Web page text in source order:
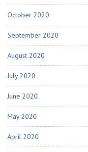
October 2020
September 2020
August 2020
July 2020
June 2020
May 2020
April 2020